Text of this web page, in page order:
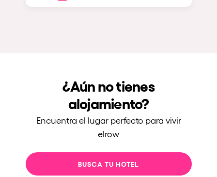
¿Aún no tienes
alojamiento?
Encuentra el lugar perfecto para vivir
elrow
BUSCA TU HOTEL